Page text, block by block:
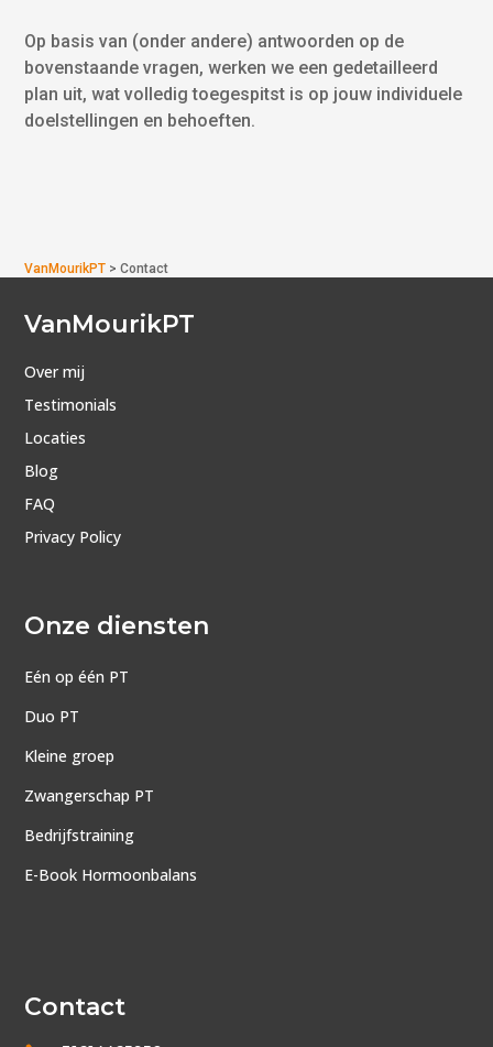
Op basis van (onder andere) antwoorden op de
bovenstaande vragen, werken we een gedetailleerd
plan uit, wat volledig toegespitst is op jouw individuele
doelstellingen en behoeften.
VanMourikPT >Contact
VanMourikPT
Over mij
Testimonials
Locaties
Blog
FAQ
Privacy Policy
Onze diensten
Eén op één PT
Duo PT
Kleine groep
Zwangerschap PT
Bedrijfstraining
E-Book Hormoonbalans
Contact